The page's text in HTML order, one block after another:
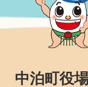
中泊町役